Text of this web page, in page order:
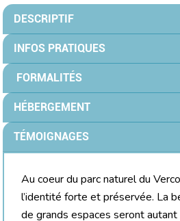
DESCRIPTIF
INFOS PRATIQUES
FORMALITÉS
HÉBERGEMENT
TÉMOIGNAGES
Au coeur du parc naturel du
l’identité forte et préservée. La
de grands espaces seront